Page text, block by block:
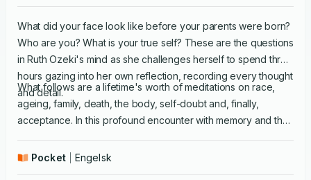
What did your face look like before your parents were born?
Who are you? What is your true self? These are the questions
in Ruth Ozeki's mind as she challenges herself to spend three
hours gazing into her own reflection, recording every thought
and detail.
What follows are a lifetime's worth of meditations on race,
ageing, family, death, the body, self-doubt and, finally,
acceptance. In this profound encounter with memory and the
experience, Zen philosophy, Japanese culture and more to
Pocket Engelsk